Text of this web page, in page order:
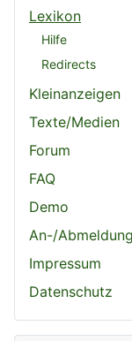
Lexikon
Hilfe
Redirects
Kleinanzeigen
Texte/Medien
Forum
FAQ
Demo
An-/Abmeldung
Impressum
Datenschutz